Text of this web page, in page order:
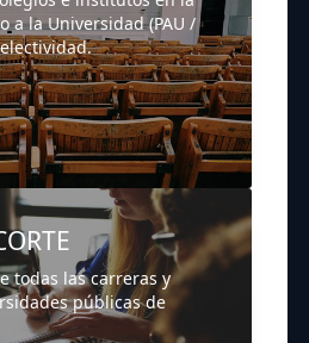
a la Universidad (PAU /
todas las carreras y
públicas de